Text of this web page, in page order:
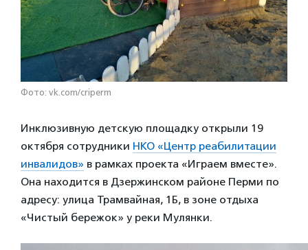
Фото: vk.com/criperm
Инклюзивную детскую площадку открыли 19
октября сотрудники НКО «Центр реабилитации
инвалидов» в рамках проекта «Играем вместе».
Она находится в Дзержинском районе Перми по
адресу: улица Трамвайная, 1Б, в зоне отдыха
«Чистый бережок» у реки Мулянки.